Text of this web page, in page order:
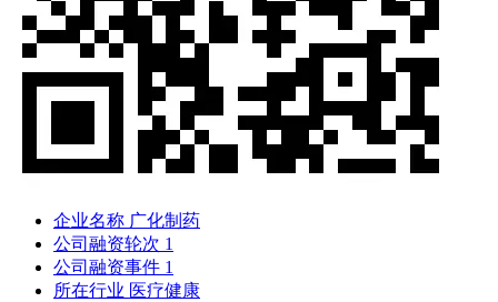
企业名称 广化制药
公司融资轮次 1
公司融资事件 1
所在行业 医疗健康